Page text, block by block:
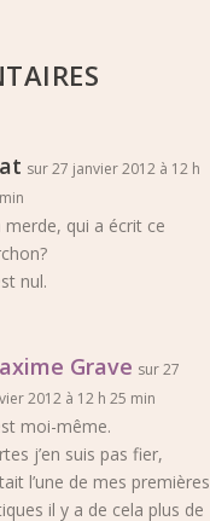
sur 27 janvier 2012 à 12 h
merde, qui a écrit ce
nul.
Grave sur 27
2012 à 12 h 25 min
moi-même.
j’en suis pas fier,
l’une de mes premières
il y a de cela plus de